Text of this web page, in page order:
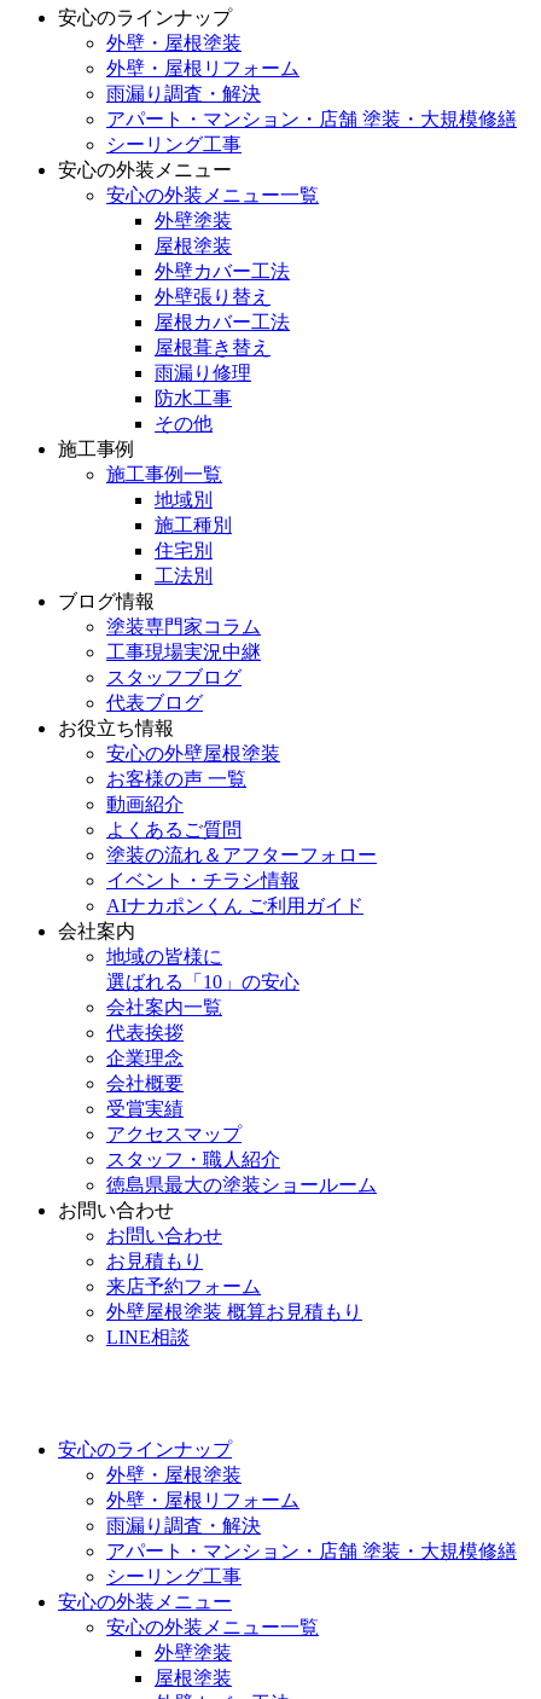
安心のラインナップ
外壁・屋根塗装
外壁・屋根リフォーム
雨漏り調査・解決
アパート・マンション・店舗 塗装・大規模修繕
シーリング工事
安心の外装メニュー
安心の外装メニュー一覧
外壁塗装
屋根塗装
外壁カバー工法
外壁張り替え
屋根カバー工法
屋根葺き替え
雨漏り修理
防水工事
その他
施工事例
施工事例一覧
地域別
施工種別
住宅別
工法別
ブログ情報
塗装専門家コラム
工事現場実況中継
スタッフブログ
代表ブログ
お役立ち情報
安心の外壁屋根塗装
お客様の声 一覧
動画紹介
よくあるご質問
塗装の流れ＆アフターフォロー
イベント・チラシ情報
AIナカポンくん ご利用ガイド
会社案内
地域の皆様に
選ばれる「10」の安心
会社案内一覧
代表挨拶
企業理念
会社概要
受賞実績
アクセスマップ
スタッフ・職人紹介
徳島県最大の塗装ショールーム
お問い合わせ
お問い合わせ
お見積もり
来店予約フォーム
外壁屋根塗装 概算お見積もり
LINE相談
安心のラインナップ
外壁・屋根塗装
外壁・屋根リフォーム
雨漏り調査・解決
アパート・マンション・店舗 塗装・大規模修繕
シーリング工事
安心の外装メニュー
安心の外装メニュー一覧
外壁塗装
屋根塗装